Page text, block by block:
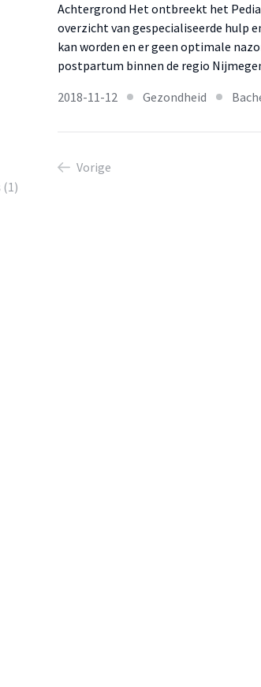
(1)
Achtergrond Het ontbreekt het
overzicht van gespecialiseerde hulp
kan worden en er geen optimale
postpartum binnen de regio
2018-11-12
Gezondheid
Vorige